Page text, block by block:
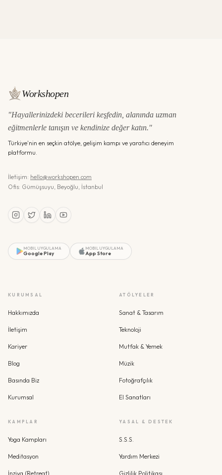
Workshopen
"Hayallerinizdeki becerileri keşfedin, alanında uzman
eğitmenlerle tanışın ve kendinize değer katın."
Türkiye'nin en seçkin atölye, gelişim kampı ve yaratıcı deneyim
platformu.
İletişim: hello@workshopen.com
Ofis: Gümüşsuyu, Beyoğlu, İstanbul
MOBIL UYGULAMA
Google Play
MOBIL UYGULAMA
App Store
KURUMSAL
Hakkımızda
İletişim
Kariyer
Blog
Basında Biz
Kurumsal
ATÖLYELER
Sanat & Tasarım
Teknoloji
Mutfak & Yemek
Müzik
Fotoğrafçılık
El Sanatları
KAMPLAR
Yoga Kampları
Meditasyon
İnziva (Retreat)
YASAL & DESTEK
S.S.S.
Yardım Merkezi
Gizlilik Politikası